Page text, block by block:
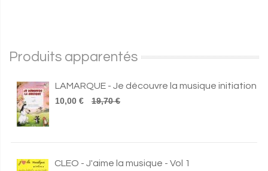
Produits apparentés
LAMARQUE - Je découvre la musique initiation
10,00 €
19,70 €
CLEO - J'aime la musique - Vol 1